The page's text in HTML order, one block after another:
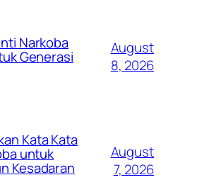
Narkoba
Generasi
August
8, 2026
Kata Kata
untuk
Kesadaran
August
7, 2026